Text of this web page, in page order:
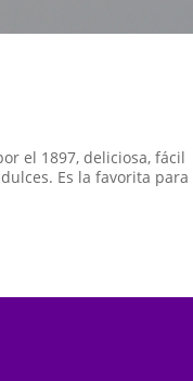
el 1897, deliciosa, fácil
Es la favorita para